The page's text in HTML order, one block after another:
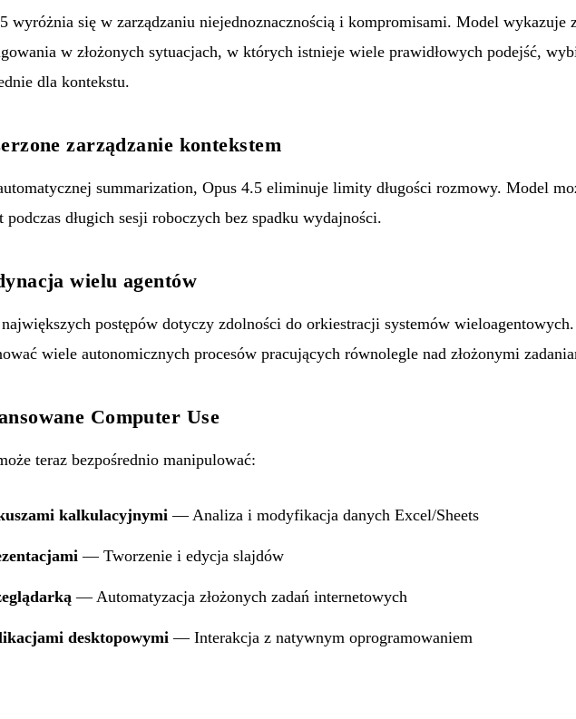
wyróżnia się w zarządzaniu niejednoznacznością i kompromisami. Model wykazuje
w złożonych sytuacjach, w których istnieje wiele prawidłowych podejść,
dla kontekstu.
zarządzanie kontekstem
summarization, Opus 4.5 eliminuje limity długości rozmowy. Model
podczas długich sesji roboczych bez spadku wydajności.
wielu agentów
największych postępów dotyczy zdolności do orkiestracji systemów
wiele autonomicznych procesów pracujących równolegle nad złożonymi
Computer Use
teraz bezpośrednio manipulować:
kalkulacyjnymi — Analiza i modyfikacja danych Excel/Sheets
— Tworzenie i edycja slajdów
— Automatyzacja złożonych zadań internetowych
desktopowymi — Interakcja z natywnym oprogramowaniem